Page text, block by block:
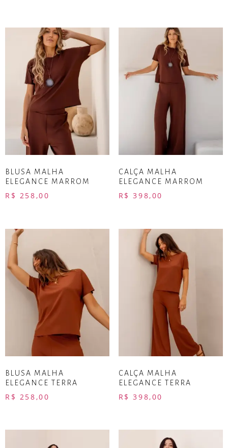
BLUSA MALHA
ELEGANCE MARROM
R$ 258,00
CALÇA MALHA
ELEGANCE MARROM
R$ 398,00
BLUSA MALHA
ELEGANCE TERRA
R$ 258,00
CALÇA MALHA
ELEGANCE TERRA
R$ 398,00